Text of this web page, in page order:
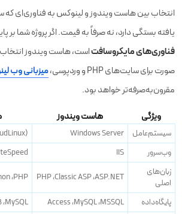
انتخاب بین هاست ویندوز و لینوکس به فناوری‌ای که
یافته بستگی دارد، نه صرفاً به قیمت. اگر پروژه شما بر
فناوری‌های مایکروسافتاست، هاست ویندوز
صورت برای سایت‌های PHP و وردپرسی،
میزبانی وب
مقرون‌به‌صرفه‌تر خواهد بود.
ویژگی
هاست ویندوز
سیستم‌عامل Windows Server
وب‌سرور
IIS
زبان‌های
اصلی
ASP.NET، ‏Classic ASP، ‏PHP
PHP، ‏Python، ‏Perl
پایگاه‌داده
MSSQL، ‏MySQL، ‏Access
MySQL، ‏MariaDB، ‏PostgreSQL